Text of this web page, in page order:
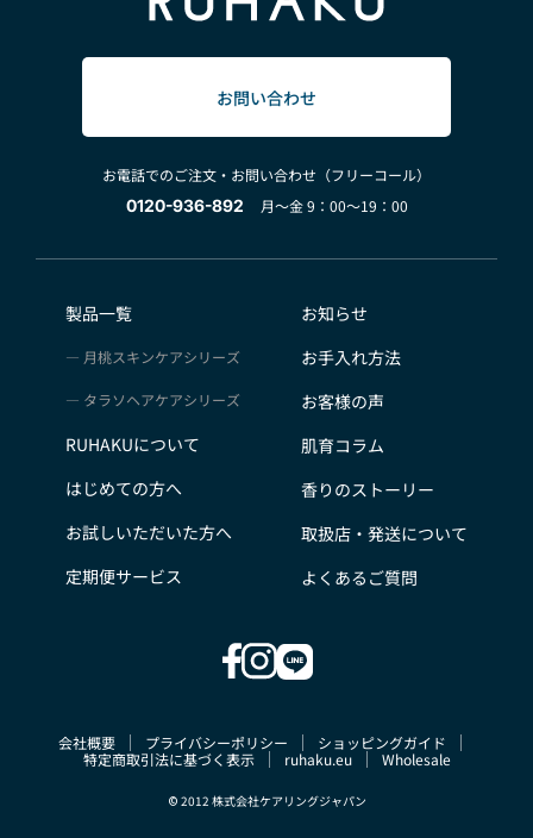
お問い合わせ
お電話でのご注文・お問い合わせ（フリーコール）
0120-936-892
月～金 9：00～19：00
製品一覧
月桃スキンケアシリーズ
タラソヘアケアシリーズ
RUHAKUについて
はじめての方へ
お試しいただいた方へ
定期便サービス
お知らせ
お手入れ方法
お客様の声
肌育コラム
香りのストーリー
取扱店・発送について
よくあるご質問
会社概要 プライバシーポリシー
ショッピングガイド
特定商取引法に基づく表示
ruhaku.eu Wholesale
© 2012 株式会社ケアリングジャパン